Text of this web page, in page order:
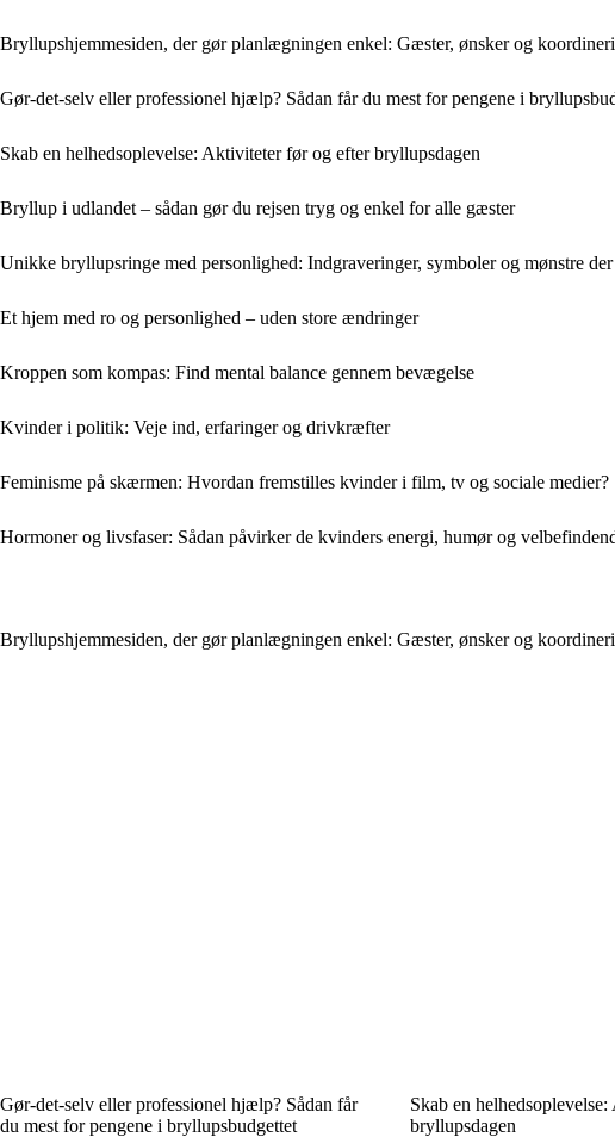
Bryllupshjemmesiden, der gør planlægningen enkel: Gæster, ønsker og
Gør-det-selv eller professionel hjælp? Sådan får du mest for pengene i
Skab en helhedsoplevelse: Aktiviteter før og efter bryllupsdagen
Bryllup i udlandet – sådan gør du rejsen tryg og enkel for alle gæster
Unikke bryllupsringe med personlighed: Indgraveringer, symboler og mønstre
Et hjem med ro og personlighed – uden store ændringer
Kroppen som kompas: Find mental balance gennem bevægelse
Kvinder i politik: Veje ind, erfaringer og drivkræfter
Feminisme på skærmen: Hvordan fremstilles kvinder i film, tv og sociale medier?
Hormoner og livsfaser: Sådan påvirker de kvinders energi, humør og
Bryllupshjemmesiden, der gør planlægningen enkel: Gæster, ønsker og
Gør-det-selv eller professionel hjælp? Sådan får
du mest for pengene i bryllupsbudgettet
Skab en
bryllupsdagen